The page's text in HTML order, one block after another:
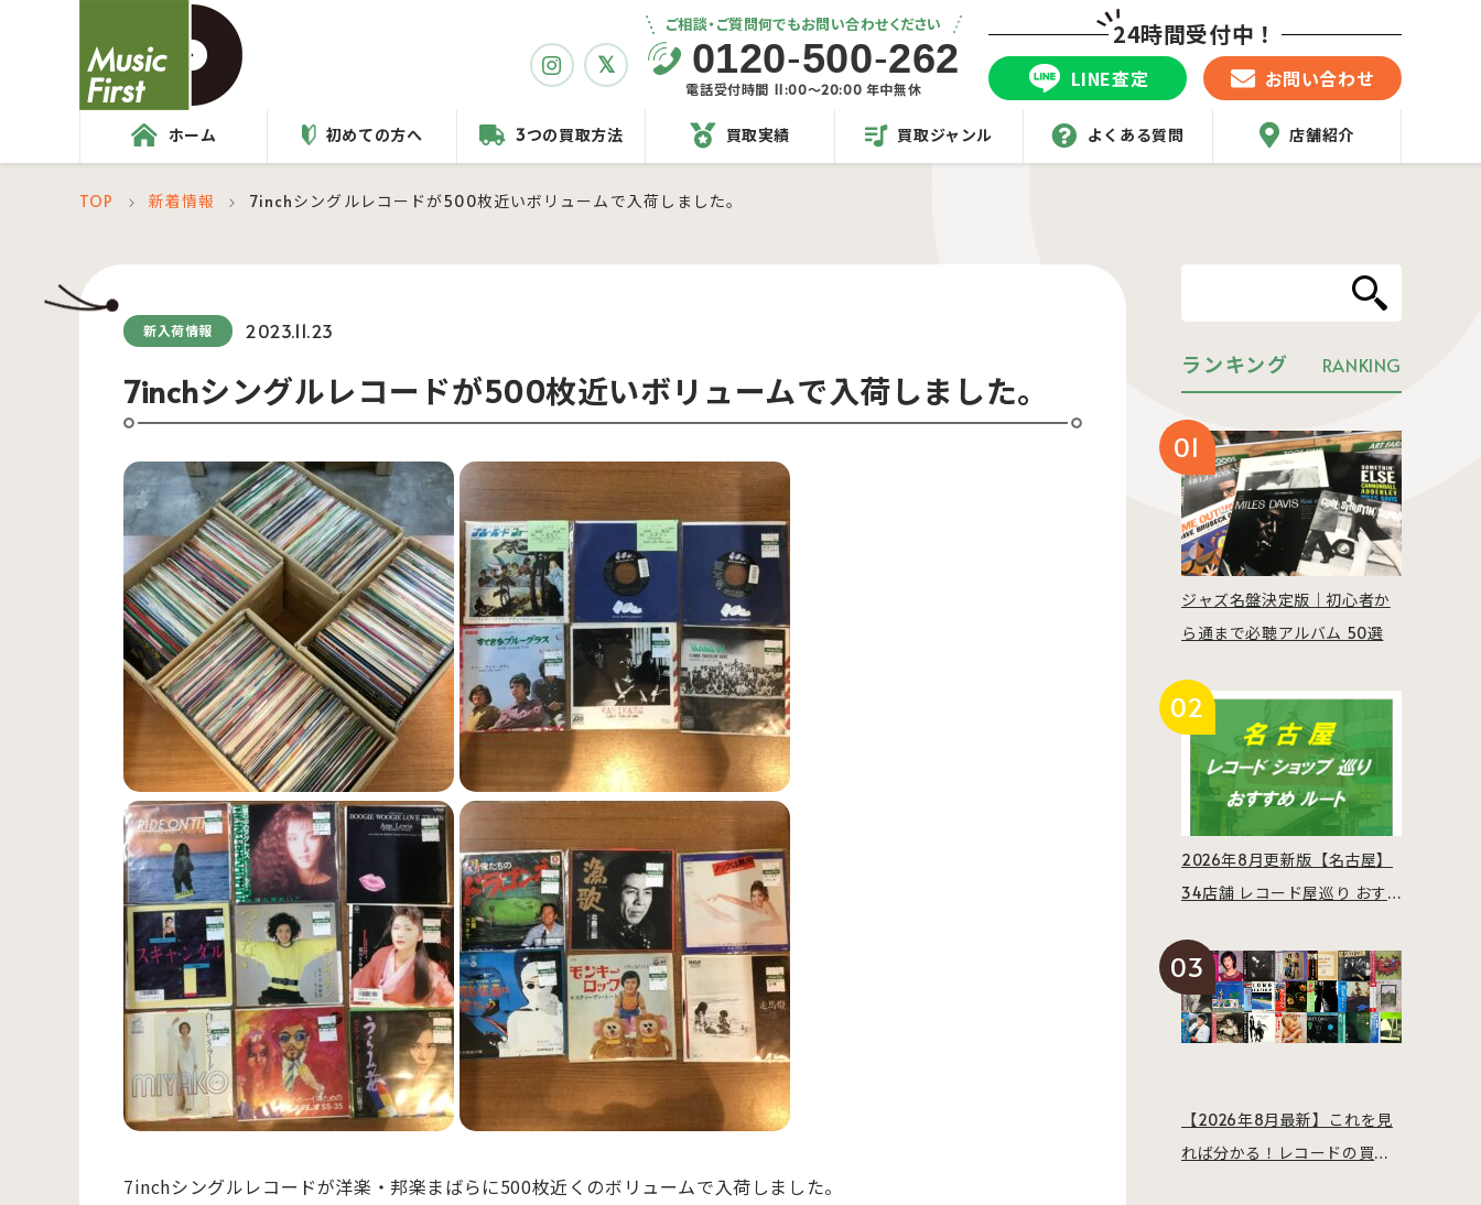
ホーム 初めての方へ 3つの買取方法 買取実績 買取ジャンル よくある質問 店舗紹介
ご相談・ご質問何でもお問い合わせください
0120-500-262
電話受付時間 11:00〜20:00 年中無休
24時間受付中！
LINE査定 お問い合わせ
TOP ＞ 新着情報 ＞ 7inchシングルレコードが500枚近いボリュームで入荷しました。
新入荷情報 2023.11.23
7inchシングルレコードが500枚近いボリュームで入荷しました。
7inchシングルレコードが洋楽・邦楽まばらに500枚近くのボリュームで入荷しました。
ランキング RANKING
ジャズ名盤決定版｜初心者か
ら通まで必聴アルバム 50選
2026年8月更新版【名古屋】
34店舗 レコード屋巡り おす
【2026年8月最新】これを見
れば分かる！レコードの買取